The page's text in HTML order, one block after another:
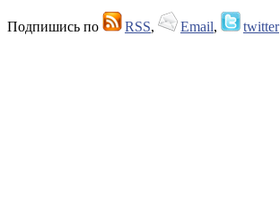
Подпишись по RSS, Email, twitter